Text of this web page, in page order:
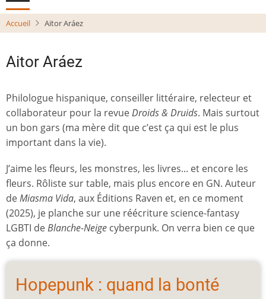
Accueil Aitor Aráez
Aitor Aráez
Philologue hispanique, conseiller littéraire, relecteur et
collaborateur pour la revueDroids & Druids. Mais surtout
un bon gars (ma mère dit que c’est ça qui est le plus
important dans la vie).
J’aime les fleurs, les monstres, les livres... et encore les
fleurs. Rôliste sur table, mais plus encore en GN. Auteur
deMiasma Vida, aux Éditions Raven et, en ce moment
(2025), je planche sur une réécriture science-fantasy
LGBTI deBlanche-Neige cyberpunk. On verra bien ce que
ça donne.
Hopepunk : quand la bonté